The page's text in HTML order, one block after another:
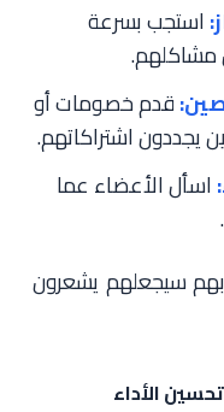
استجب بسرعة
مشاكلهم.
قدم خصومات أو
يجددون اشتراكاتهم.
اسأل الأعضاء عما
بهم سيجعلهم يشعرون
الأداء